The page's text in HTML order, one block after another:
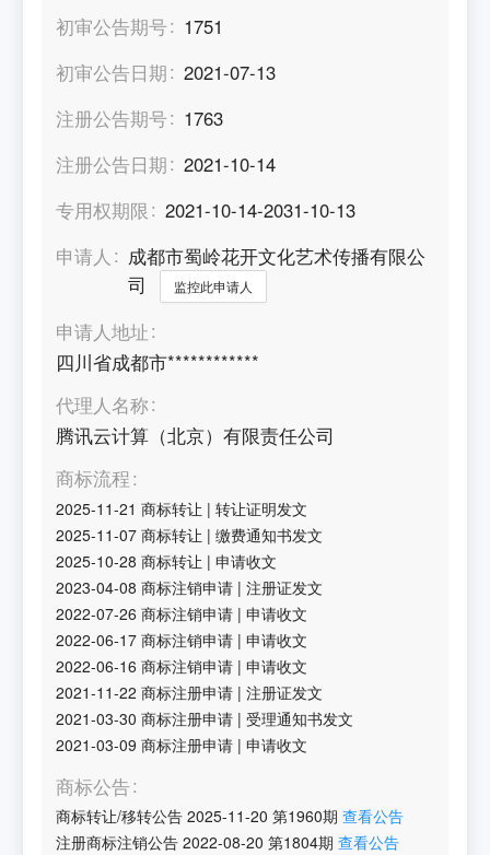
初审公告期号
1751
初审公告日期
2021-07-13
注册公告期号
1763
注册公告日期
2021-10-14
专用权期限
2021-10-14-2031-10-13
申请人
成都市蜀岭花开文化艺术传播有限公
司
监控此申请人
申请人地址
四川省成都市************
代理人名称
腾讯云计算（北京）有限责任公司
商标流程
2025-11-21 商标转让 |转让证明发文
2025-11-07 商标转让 |缴费通知书发文
2025-10-28 商标转让 |申请收文
2023-04-08 商标注销申请 |注册证发文
2022-07-26 商标注销申请 |申请收文
2022-06-17 商标注销申请 |申请收文
2022-06-16 商标注销申请 |申请收文
2021-11-22 商标注册申请 |注册证发文
2021-03-30 商标注册申请 |受理通知书发文
2021-03-09 商标注册申请 |申请收文
商标公告
商标转让/移转公告 2025-11-20 第1960期 查看公告
注册商标注销公告 2022-08-20 第1804期 查看公告